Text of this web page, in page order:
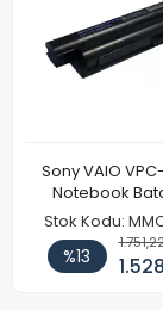
Sony VAIO
Notebook
Stok Kodu:
%13